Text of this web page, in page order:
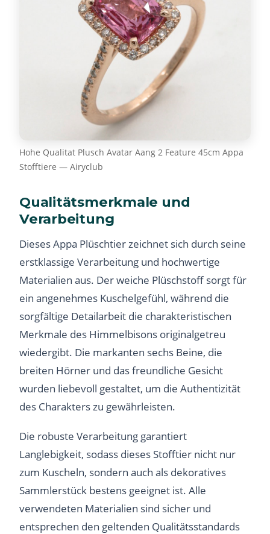
Hohe Qualitat Plusch Avatar Aang 2 Feature 45cm Appa
Stofftiere — Airyclub
Qualitätsmerkmale und
Verarbeitung
Dieses Appa Plüschtier zeichnet sich durch seine
erstklassige Verarbeitung und hochwertige
Materialien aus. Der weiche Plüschstoff sorgt für
ein angenehmes Kuschelgefühl, während die
sorgfältige Detailarbeit die charakteristischen
Merkmale des Himmelbisons originalgetreu
wiedergibt. Die markanten sechs Beine, die
breiten Hörner und das freundliche Gesicht
wurden liebevoll gestaltet, um die Authentizität
des Charakters zu gewährleisten.
Die robuste Verarbeitung garantiert
Langlebigkeit, sodass dieses Stofftier nicht nur
zum Kuscheln, sondern auch als dekoratives
Sammlerstück bestens geeignet ist. Alle
verwendeten Materialien sind sicher und
entsprechen den geltenden Qualitätsstandards